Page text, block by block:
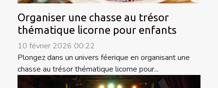
Organiser une chasse au trésor
thématique licorne pour enfants
10 février 2026 00:22
Plongez dans un univers féerique en organisant une
chasse au trésor thématique licorne pour...